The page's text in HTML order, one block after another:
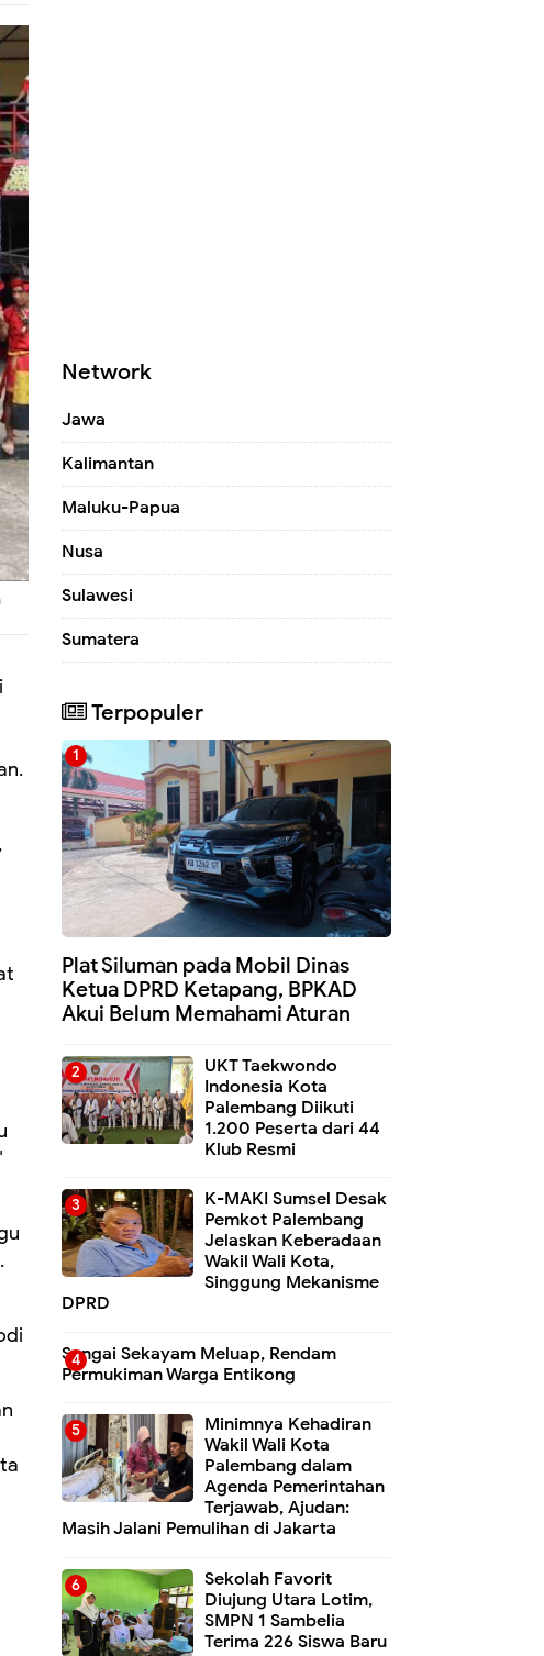
Network
Jawa
Kalimantan
Maluku-Papua
Nusa
Sulawesi
Sumatera
Terpopuler
Plat Siluman pada Mobil Dinas
Ketua DPRD Ketapang, BPKAD
Akui Belum Memahami Aturan
UKT Taekwondo
Indonesia Kota
Palembang Diikuti
1.200 Peserta dari 44
Klub Resmi
K-MAKI Sumsel Desak
Pemkot Palembang
Jelaskan Keberadaan
Wakil Wali Kota,
Singgung Mekanisme
DPRD
Sungai Sekayam Meluap, Rendam
Permukiman Warga Entikong
Minimnya Kehadiran
Wakil Wali Kota
Palembang dalam
Agenda Pemerintahan
Terjawab, Ajudan:
Masih Jalani Pemulihan di Jakarta
Sekolah Favorit
Diujung Utara Lotim,
SMPN 1 Sambelia
Terima 226 Siswa Baru ‎